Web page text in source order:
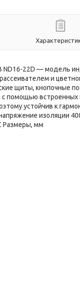
ND16-22D — модель
и
щиты, кнопочные
помощью
устойчив к
изоляции
Размеры, мм